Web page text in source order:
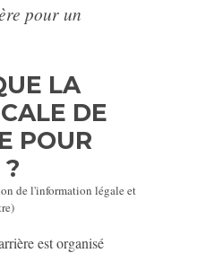
pour un
LA
DE
POUR
de l'information légale et
est organisé